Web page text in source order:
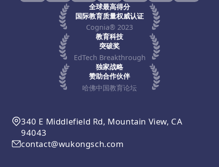
全球最高得分
国际教育质量权威认证
Cognia® 2023
教育科技
突破奖
EdTech Breakthrough
独家战略
赞助合作伙伴
哈佛中国教育论坛
340 E Middlefield Rd, Mountain View, CA
94043
contact@wukongsch.com